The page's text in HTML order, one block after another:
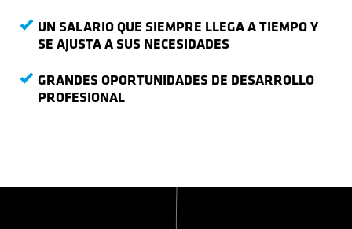
UN SALARIO QUE SIEMPRE LLEGA A TIEMPO Y
SE AJUSTA A SUS NECESIDADES
GRANDES OPORTUNIDADES DE DESARROLLO
PROFESIONAL